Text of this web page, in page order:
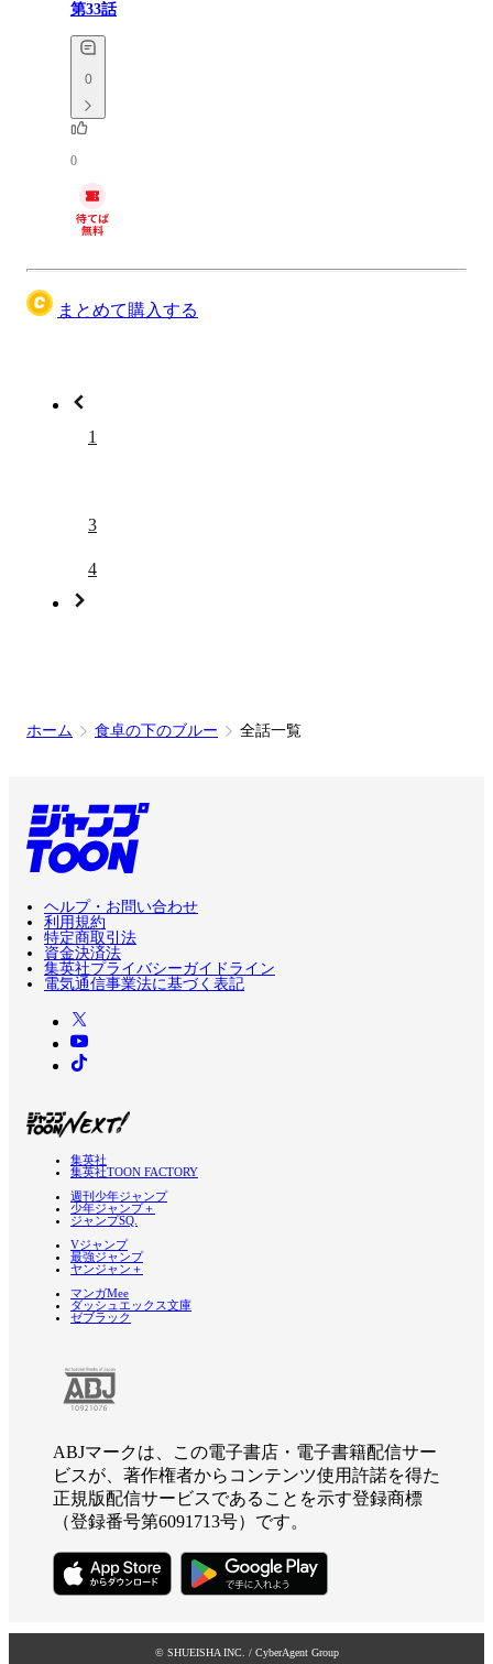
第33話
0
0
まとめて購入する
1
3
4
ホーム 食卓の下のブルー 全話一覧
ヘルプ・お問い合わせ
利用規約
特定商取引法
資金決済法
集英社プライバシーガイドライン
電気通信事業法に基づく表記
集英社
集英社TOON FACTORY
週刊少年ジャンプ
少年ジャンプ＋
ジャンプSQ.
Vジャンプ
最強ジャンプ
ヤンジャン＋
マンガMee
ダッシュエックス文庫
ゼブラック
ABJマークは、この電子書店・電子書籍配信サー
ビスが、著作権者からコンテンツ使用許諾を得た
正規版配信サービスであることを示す登録商標
（登録番号第6091713号）です。
© SHUEISHA INC. / CyberAgent Group